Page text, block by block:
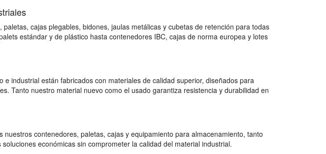
cajas plegables, bidones, jaulas metálicas y cubetas de retención para todas
estándar y de plástico hasta contenedores IBC, cajas de norma europea y lotes
e industrial están fabricados con materiales de calidad superior, diseñados para
Tanto nuestro material nuevo como el usado garantiza resistencia y durabilidad en
contenedores, paletas, cajas y equipamiento para almacenamiento, tanto
económicas sin comprometer la calidad del material industrial.